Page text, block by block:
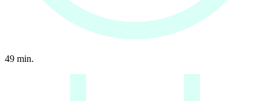
49 min.